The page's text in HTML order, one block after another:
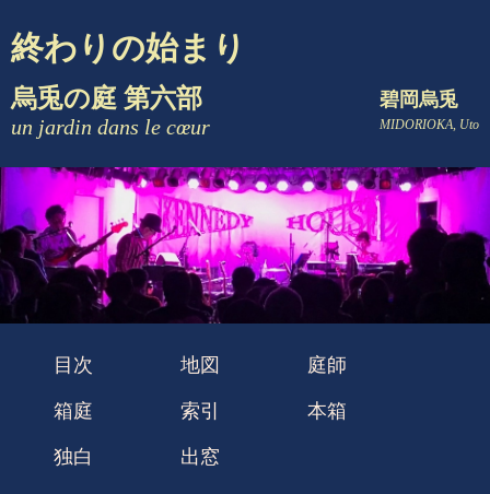
終わりの始まり
烏兎の庭 第六部
un jardin dans le cœur
碧岡烏兎
MIDORIOKA, Uto
目次 地図 庭師
箱庭 索引 本箱
独白 出窓